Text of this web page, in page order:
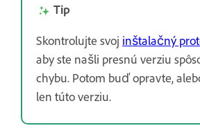
Tip
Skontrolujte svoj inštalačný
aby ste našli presnú verziu
chybu. Potom buď opravte,
len túto verziu.